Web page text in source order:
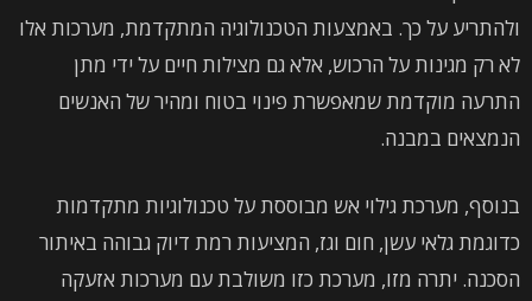
ולהתריע על כך. באמצעות הטכנולוגיה המתקדמת, מערכות אלו
לא רק מגינות על הרכוש, אלא גם מצילות חיים על ידי מתן
התרעה מוקדמת שמאפשרת פינוי בטוח ומהיר של האנשים
הנמצאים במבנה.
בנוסף, מערכת גילוי אש מבוססת על טכנולוגיות מתקדמות
כדוגמת גלאי עשן, חום וגז, המציעות רמת דיוק גבוהה באיתור
הסכנה. יתרה מזו, מערכת כזו משולבת עם מערכות אזעקה